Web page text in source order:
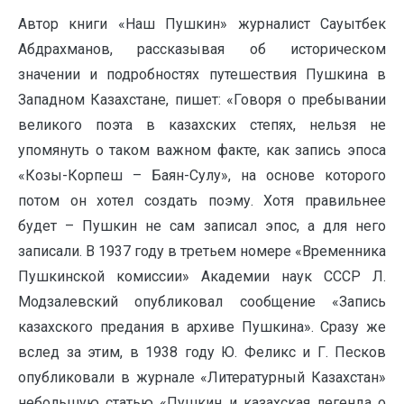
Автор книги «Наш Пушкин» журналист Сауытбек
Абдрахманов, рассказывая об историческом
значении и подробностях путешествия Пушкина в
Западном Казахстане, пишет: «Говоря о пребывании
великого поэта в казахских степях, нельзя не
упомянуть о таком важном факте, как запись эпоса
«Козы-Корпеш – Баян-Сулу», на основе которого
потом он хотел создать поэму. Хотя правильнее
будет – Пушкин не сам записал эпос, а для него
записали. В 1937 году в третьем номере «Временника
Пушкинской комиссии» Академии наук СССР Л.
Модзалевский опубликовал сообщение «Запись
казахского предания в архиве Пушкина». Сразу же
вслед за этим, в 1938 году Ю. Феликс и Г. Песков
опубликовали в журнале «Литературный Казахстан»